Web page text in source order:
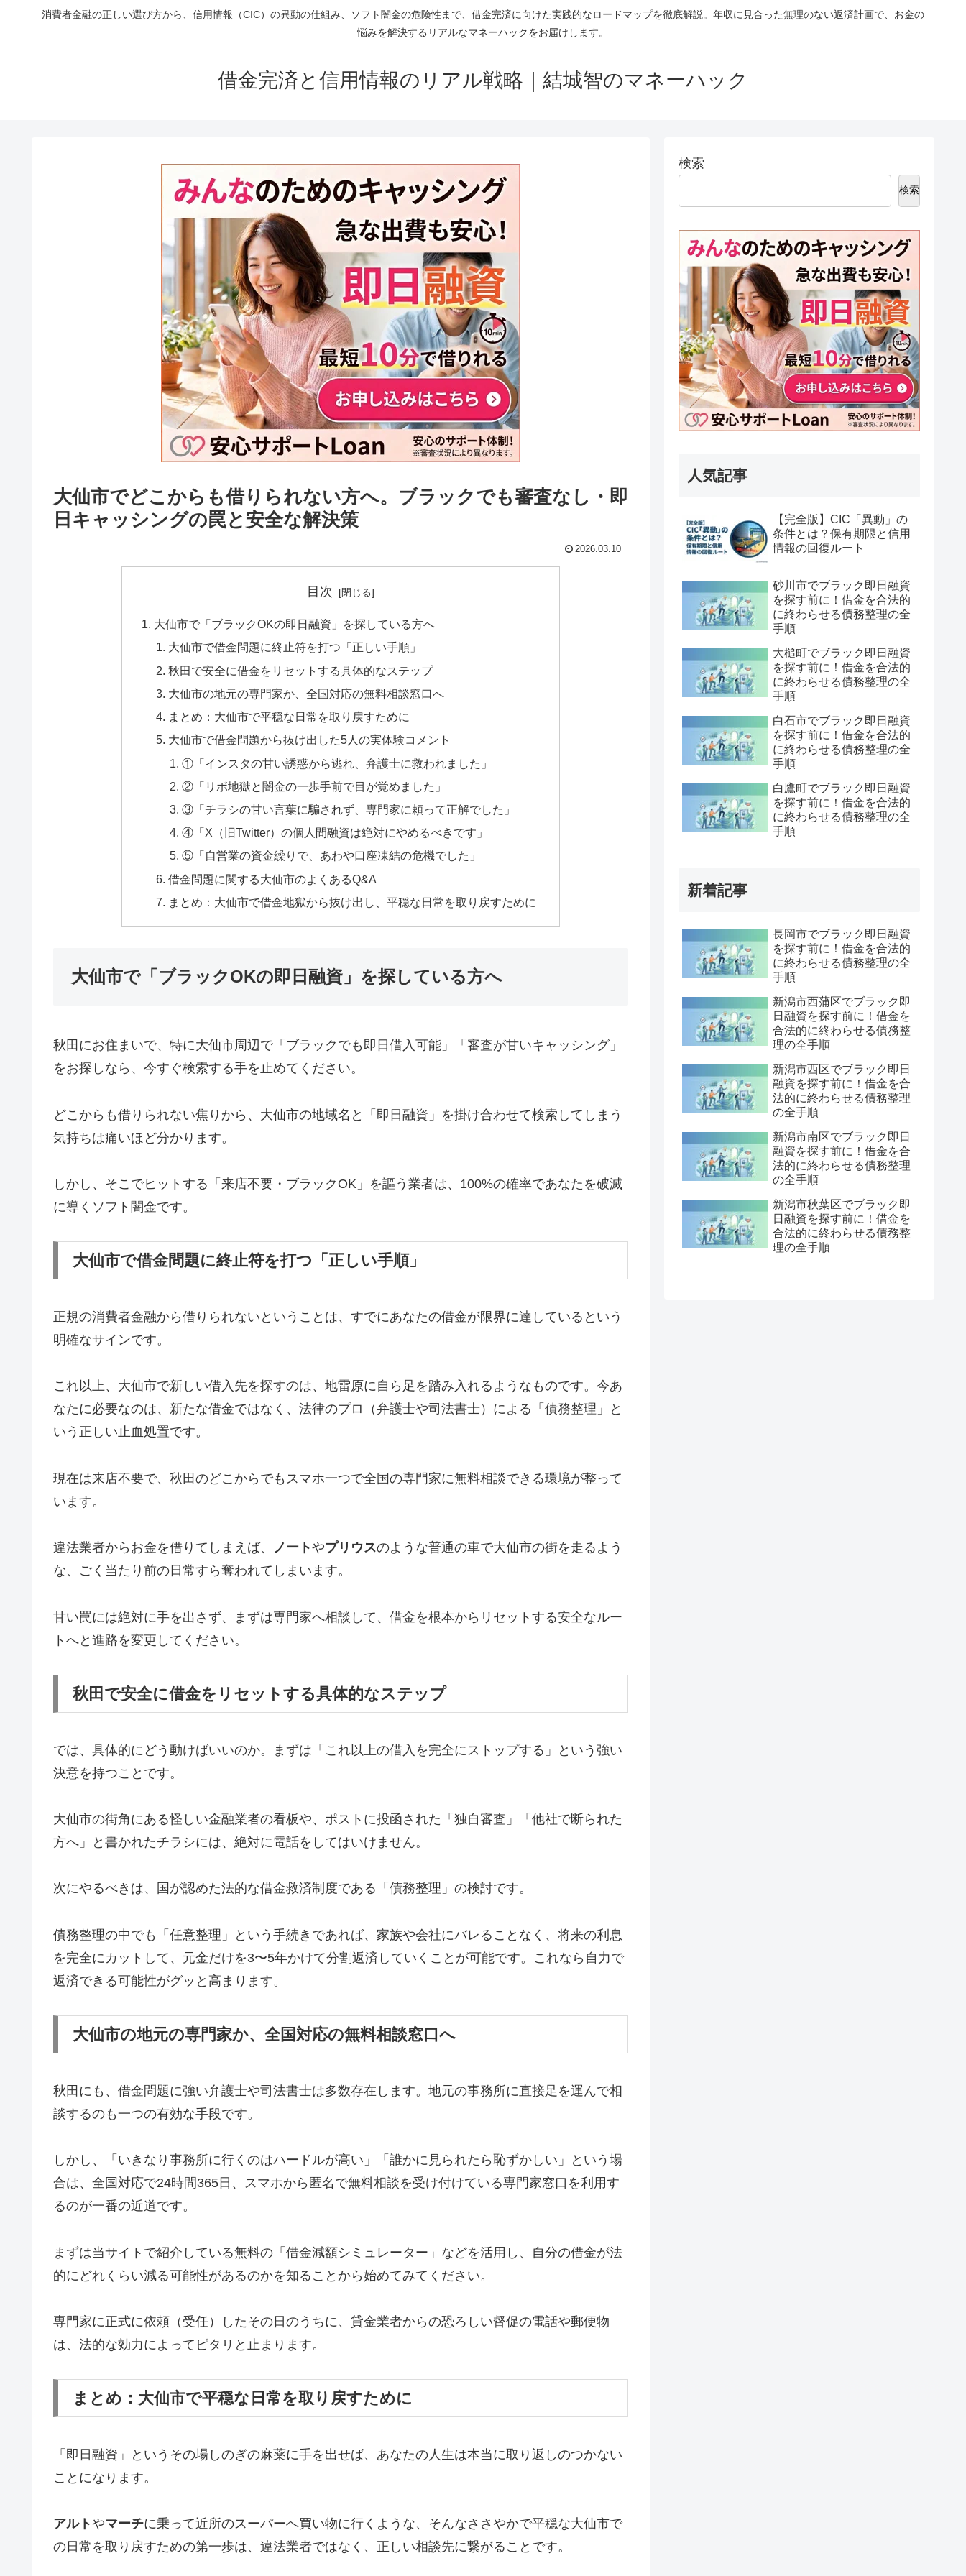
消費者金融の正しい選び方から、信用情報（CIC）の異動の仕組み、ソフト闇金の危険性まで、借金完済に向けた実践的なロードマップを徹底解説。年収に見合った無理のない返済計画で、お金の
悩みを解決するリアルなマネーハックをお届けします。
借金完済と信用情報のリアル戦略｜結城智のマネーハック
大仙市でどこからも借りられない方へ。ブラックでも審査なし・即
日キャッシングの罠と安全な解決策
2026.03.10
目次
大仙市で「ブラックOKの即日融資」を探している方へ
大仙市で借金問題に終止符を打つ「正しい手順」
秋田で安全に借金をリセットする具体的なステップ
大仙市の地元の専門家か、全国対応の無料相談窓口へ
まとめ：大仙市で平穏な日常を取り戻すために
大仙市で借金問題から抜け出した5人の実体験コメント
①「インスタの甘い誘惑から逃れ、弁護士に救われました」
②「リボ地獄と闇金の一歩手前で目が覚めました」
③「チラシの甘い言葉に騙されず、専門家に頼って正解でした」
④「X（旧Twitter）の個人間融資は絶対にやめるべきです」
⑤「自営業の資金繰りで、あわや口座凍結の危機でした」
借金問題に関する大仙市のよくあるQ&A
まとめ：大仙市で借金地獄から抜け出し、平穏な日常を取り戻すために
大仙市で「ブラックOKの即日融資」を探している方へ
秋田にお住まいで、特に大仙市周辺で「ブラックでも即日借入可能」「審査が甘いキャッシング」
をお探しなら、今すぐ検索する手を止めてください。
どこからも借りられない焦りから、大仙市の地域名と「即日融資」を掛け合わせて検索してしまう
気持ちは痛いほど分かります。
しかし、そこでヒットする「来店不要・ブラックOK」を謳う業者は、100%の確率であなたを破滅
に導くソフト闇金です。
大仙市で借金問題に終止符を打つ「正しい手順」
正規の消費者金融から借りられないということは、すでにあなたの借金が限界に達しているという
明確なサインです。
これ以上、大仙市で新しい借入先を探すのは、地雷原に自ら足を踏み入れるようなものです。今あ
なたに必要なのは、新たな借金ではなく、法律のプロ（弁護士や司法書士）による「債務整理」と
いう正しい止血処置です。
現在は来店不要で、秋田のどこからでもスマホ一つで全国の専門家に無料相談できる環境が整って
います。
違法業者からお金を借りてしまえば、 ノートやプリウスのような普通の車で大仙市の街を走るよう
な、ごく当たり前の日常すら奪われてしまいます。
甘い罠には絶対に手を出さず、まずは専門家へ相談して、借金を根本からリセットする安全なルー
トへと進路を変更してください。
秋田で安全に借金をリセットする具体的なステップ
では、具体的にどう動けばいいのか。まずは「これ以上の借入を完全にストップする」という強い
決意を持つことです。
大仙市の街角にある怪しい金融業者の看板や、ポストに投函された「独自審査」「他社で断られた
方へ」と書かれたチラシには、絶対に電話をしてはいけません。
次にやるべきは、国が認めた法的な借金救済制度である「債務整理」の検討です。
債務整理の中でも「任意整理」という手続きであれば、家族や会社にバレることなく、将来の利息
を完全にカットして、元金だけを3〜5年かけて分割返済していくことが可能です。これなら自力で
返済できる可能性がグッと高まります。
大仙市の地元の専門家か、全国対応の無料相談窓口へ
秋田にも、借金問題に強い弁護士や司法書士は多数存在します。地元の事務所に直接足を運んで相
談するのも一つの有効な手段です。
しかし、「いきなり事務所に行くのはハードルが高い」「誰かに見られたら恥ずかしい」という場
合は、全国対応で24時間365日、スマホから匿名で無料相談を受け付けている専門家窓口を利用す
るのが一番の近道です。
まずは当サイトで紹介している無料の「借金減額シミュレーター」などを活用し、自分の借金が法
的にどれくらい減る可能性があるのかを知ることから始めてみてください。
専門家に正式に依頼（受任）したその日のうちに、貸金業者からの恐ろしい督促の電話や郵便物
は、法的な効力によってピタリと止まります。
まとめ：大仙市で平穏な日常を取り戻すために
「即日融資」というその場しのぎの麻薬に手を出せば、あなたの人生は本当に取り返しのつかない
ことになります。
アルトやマーチに乗って近所のスーパーへ買い物に行くような、そんなささやかで平穏な大仙市で
の日常を取り戻すための第一歩は、違法業者ではなく、正しい相談先に繋がることです。
検索
検索
人気記事
【完全版】CIC「異動」の
条件とは？保有期限と信用
情報の回復ルート
砂川市でブラック即日融資
を探す前に！借金を合法的
に終わらせる債務整理の全
手順
大槌町でブラック即日融資
を探す前に！借金を合法的
に終わらせる債務整理の全
手順
白石市でブラック即日融資
を探す前に！借金を合法的
に終わらせる債務整理の全
手順
白鷹町でブラック即日融資
を探す前に！借金を合法的
に終わらせる債務整理の全
手順
新着記事
長岡市でブラック即日融資
を探す前に！借金を合法的
に終わらせる債務整理の全
手順
新潟市西蒲区でブラック即
日融資を探す前に！借金を
合法的に終わらせる債務整
理の全手順
新潟市西区でブラック即日
融資を探す前に！借金を合
法的に終わらせる債務整理
の全手順
新潟市南区でブラック即日
融資を探す前に！借金を合
法的に終わらせる債務整理
の全手順
新潟市秋葉区でブラック即
日融資を探す前に！借金を
合法的に終わらせる債務整
理の全手順